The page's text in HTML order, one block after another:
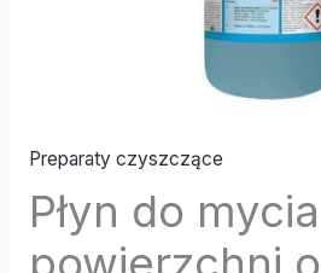
Preparaty czyszczące
Płyn do mycia